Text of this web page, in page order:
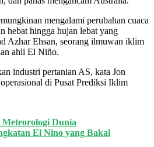
mengalami perubahan cuaca
hebat hingga hujan lebat yang
Azhar Ehsan, seorang ilmuwan iklim
ahli El Niño.
industri pertanian AS, kata Jon
di Pusat Prediksi Iklim
Meteorologi Dunia
El Nino yang Bakal